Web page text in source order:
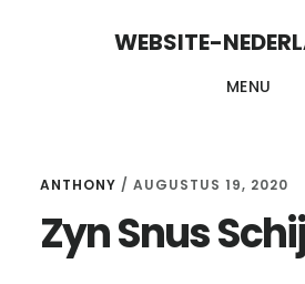
WEBSITE-
MENU
ANTHONY / AUGUSTUS 19, 2020
Zyn Snus